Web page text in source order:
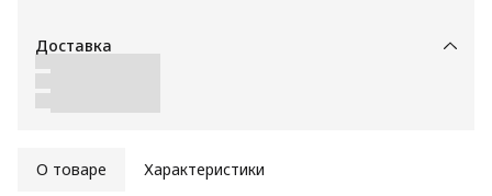
Доставка
О товаре Характеристики